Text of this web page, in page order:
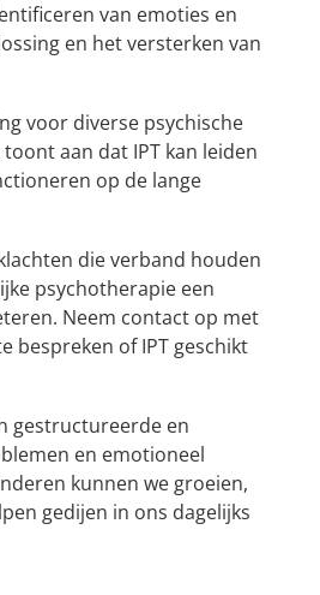
van emoties en
en het versterken van
voor diverse psychische
aan dat IPT kan leiden
op de lange
die verband houden
psychotherapie een
Neem contact op met
bespreken of IPT geschikt
gestructureerde en
en emotioneel
kunnen we groeien,
gedijen in ons dagelijks